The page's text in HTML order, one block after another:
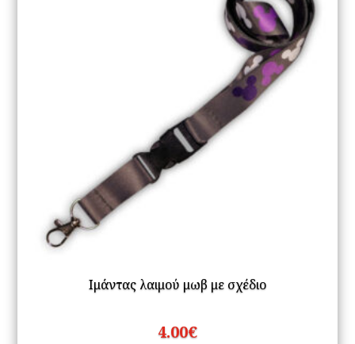
Ιμάντας λαιμού μωβ με σχέδιο
4.00€